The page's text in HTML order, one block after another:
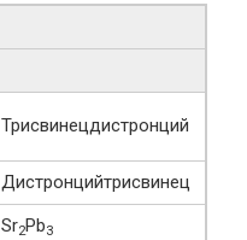
Трисвинецдистронций
Дистронцийтрисвинец
Sr2Pb3